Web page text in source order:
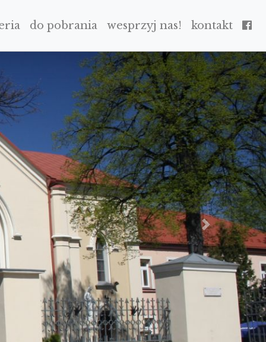
do pobrania wesprzyj nas! kontakt
NEXT